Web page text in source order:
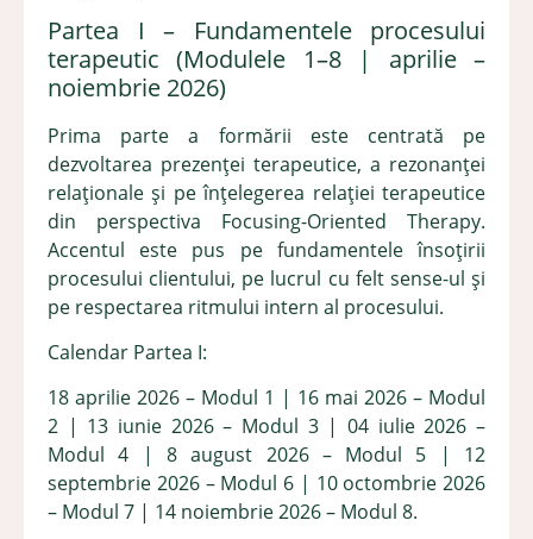
Partea I – Fundamentele procesului
terapeutic (Modulele 1–8 | aprilie –
noiembrie 2026)
Prima parte a formării este centrată pe
dezvoltarea prezenței terapeutice, a rezonanței
relaționale și pe înțelegerea relației terapeutice
din perspectiva Focusing-Oriented Therapy.
Accentul este pus pe fundamentele însoțirii
procesului clientului, pe lucrul cu felt sense-ul și
pe respectarea ritmului intern al procesului.
Calendar Partea I:
18 aprilie 2026 – Modul 1 | 16 mai 2026 – Modul
2 | 13 iunie 2026 – Modul 3 | 04 iulie 2026 –
Modul 4 | 8 august 2026 – Modul 5 | 12
septembrie 2026 – Modul 6 | 10 octombrie 2026
– Modul 7 | 14 noiembrie 2026 – Modul 8.